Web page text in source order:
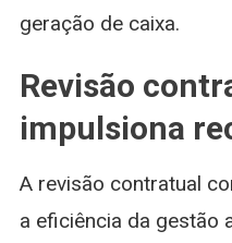
geração de caixa.
Revisão
impulsiona
A revisão contratual
a eficiência da gestão